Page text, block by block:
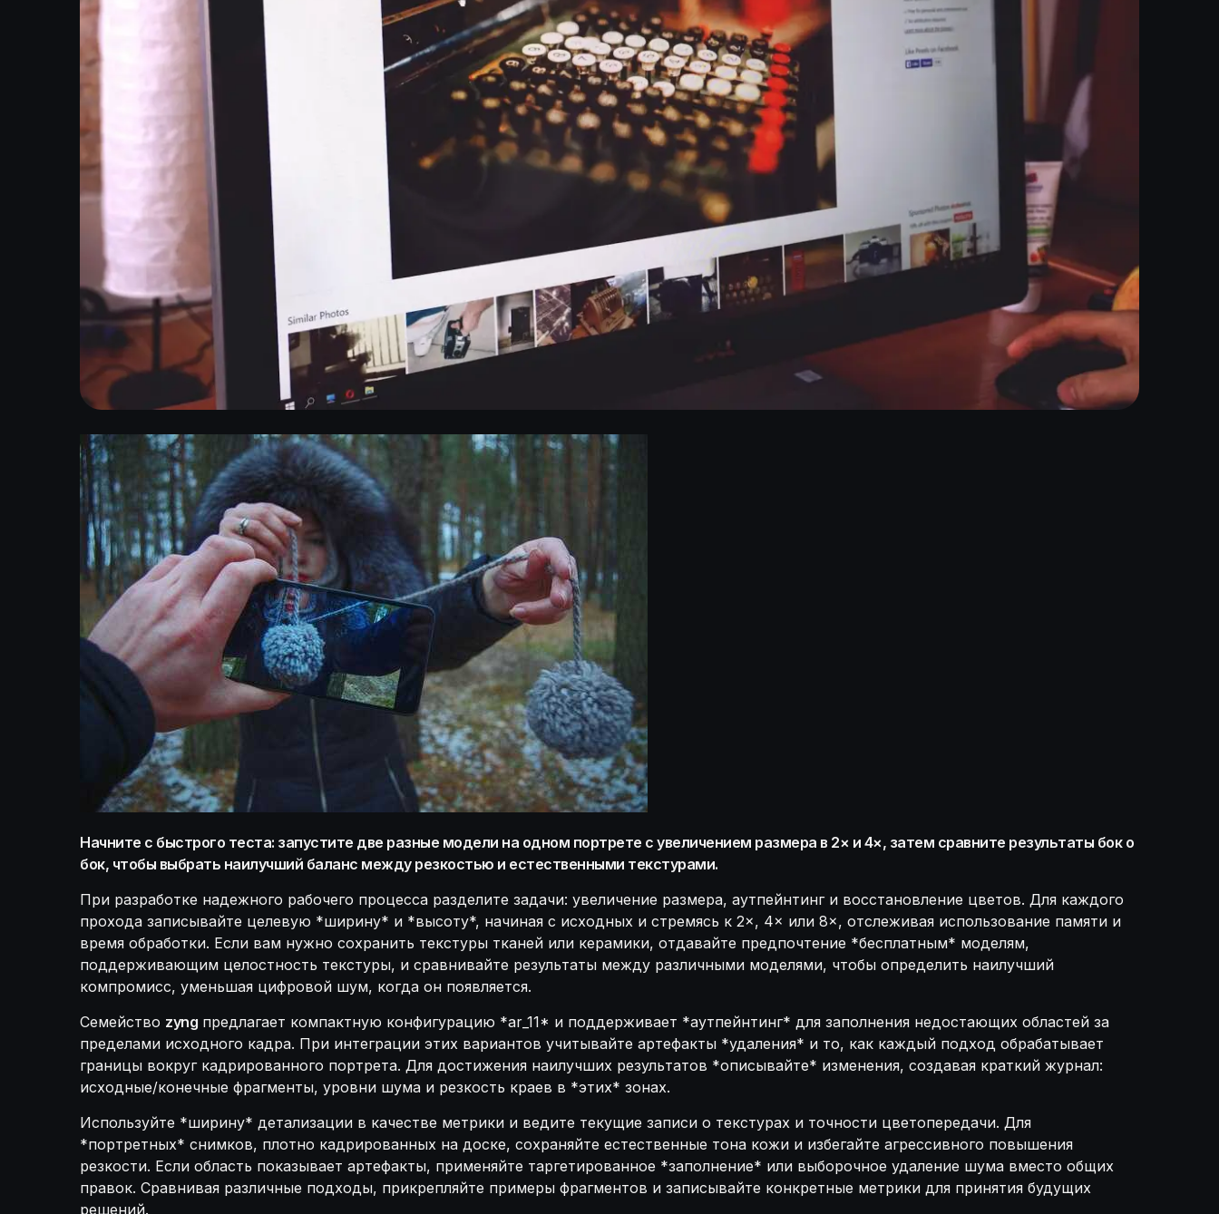
Начните с быстрого теста: запустите две разные модели на одном портрете с увеличением размера в 2× и 4×, затем сравните результаты бок о
бок, чтобы выбрать наилучший баланс между резкостью и естественными текстурами.
При разработке надежного рабочего процесса разделите задачи: увеличение размера, аутпейнтинг и восстановление цветов. Для каждого
прохода записывайте целевую *ширину* и *высоту*, начиная с исходных и стремясь к 2×, 4× или 8×, отслеживая использование памяти и
время обработки. Если вам нужно сохранить текстуры тканей или керамики, отдавайте предпочтение *бесплатным* моделям,
поддерживающим целостность текстуры, и сравнивайте результаты между различными моделями, чтобы определить наилучший
компромисс, уменьшая цифровой шум, когда он появляется.
Семейство zyng предлагает компактную конфигурацию *ar_11* и поддерживает *аутпейнтинг* для заполнения недостающих областей за
пределами исходного кадра. При интеграции этих вариантов учитывайте артефакты *удаления* и то, как каждый подход обрабатывает
границы вокруг кадрированного портрета. Для достижения наилучших результатов *описывайте* изменения, создавая краткий журнал:
исходные/конечные фрагменты, уровни шума и резкость краев в *этих* зонах.
Используйте *ширину* детализации в качестве метрики и ведите текущие записи о текстурах и точности цветопередачи. Для
*портретных* снимков, плотно кадрированных на доске, сохраняйте естественные тона кожи и избегайте агрессивного повышения
резкости. Если область показывает артефакты, применяйте таргетированное *заполнение* или выборочное удаление шума вместо общих
правок. Сравнивая различные подходы, прикрепляйте примеры фрагментов и записывайте конкретные метрики для принятия будущих
решений.